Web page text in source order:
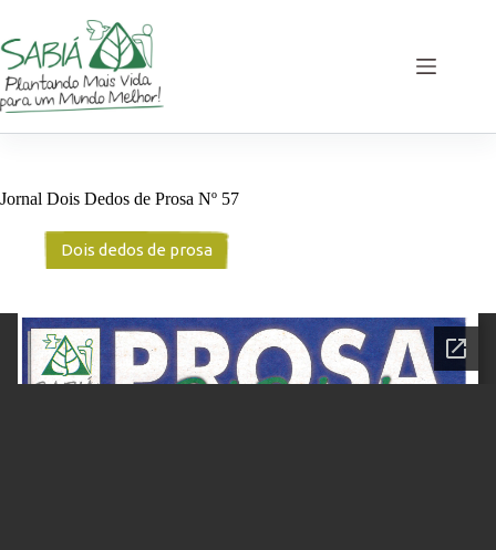
o
conteúdo
Jornal Dois Dedos de Prosa Nº 57
Dois dedos de prosa